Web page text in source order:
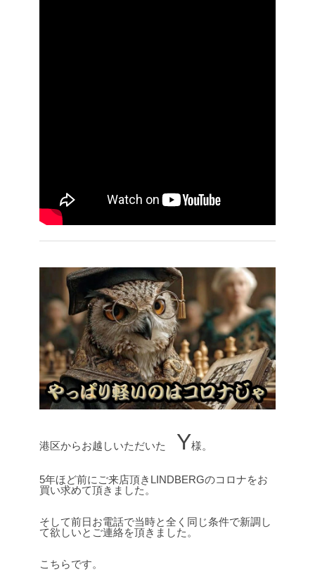
港区からお越しいただいた Y様。
5年ほど前にご来店頂きLINDBERGのコロナをお
買い求めて頂きました。
そして前日お電話で当時と全く同じ条件で新調し
て欲しいとご連絡を頂きました。
こちらです。